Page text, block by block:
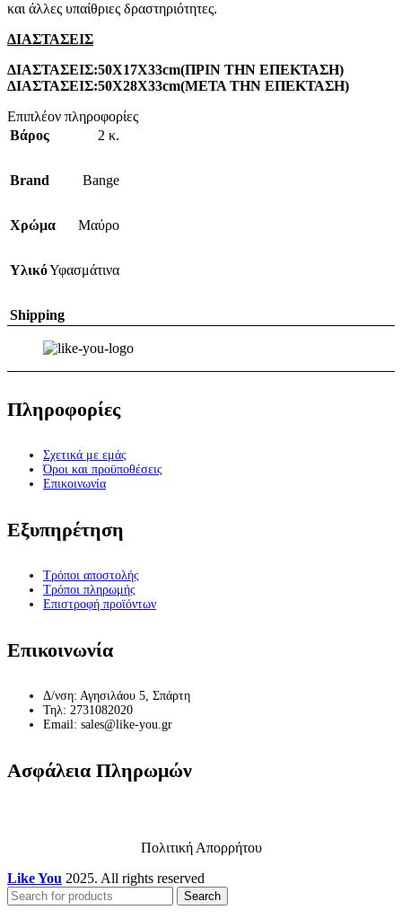
και άλλες υπαίθριες δραστηριότητες.
ΔΙΑΣΤΑΣΕΙΣ
ΔΙΑΣΤΑΣΕΙΣ:50X17X33cm(ΠΡΙΝ ΤΗΝ ΕΠΕΚΤΑΣΗ)
ΔΙΑΣΤΑΣΕΙΣ:50X28X33cm(ΜΕΤΑ ΤΗΝ ΕΠΕΚΤΑΣΗ)
Επιπλέον πληροφορίες
Βάρος
2 κ.
Brand Bange
Χρώμα Μαύρο
ΥλικόΥφασμάτινα
Shipping
Πληροφορίες
Σχετικά με εμάς
Όροι και προϋποθέσεις
Επικοινωνία
Εξυπηρέτηση
Τρόποι αποστολής
Τρόποι πληρωμής
Επιστροφή προϊόντων
Επικοινωνία
Δ/νση: Αγησιλάου 5, Σπάρτη
Τηλ: 2731082020
Email: sales@like-you.gr
Ασφάλεια Πληρωμών
Πολιτική Απορρήτου
Like You 2025. All rights reserved
Search